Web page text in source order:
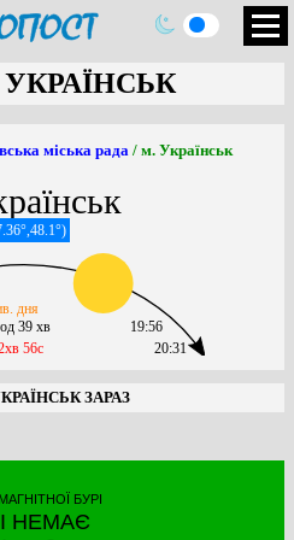
міська рада / м. Українськ
39 хв
56c
дня
20:31
19:56
ЗАРАЗ
БУРІ
НЕМАЄ